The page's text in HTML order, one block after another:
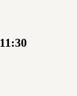
11:30